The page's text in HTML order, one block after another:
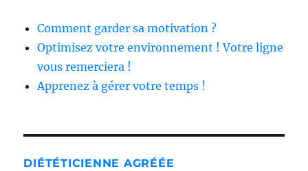
Comment garder sa motivation ?
Optimisez votre environnement ! Votre ligne
vous remerciera !
Apprenez à gérer votre temps !
DIÉTÉTICIENNE AGRÉÉE